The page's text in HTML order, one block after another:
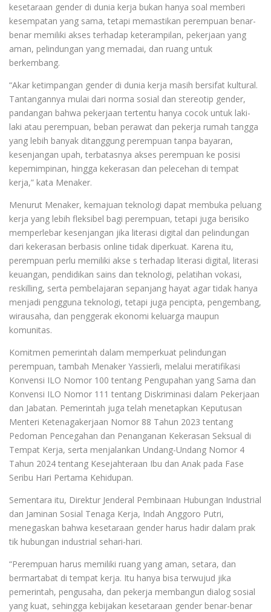
kesetaraan gender di dunia kerja bukan hanya soal memberi
kesempatan yang sama, tetapi memastikan perempuan benar-
benar memiliki akses terhadap keterampilan, pekerjaan yang
aman, pelindungan yang memadai, dan ruang untuk
berkembang.
“Akar ketimpangan gender di dunia kerja masih bersifat kultural.
Tantangannya mulai dari norma sosial dan stereotip gender,
pandangan bahwa pekerjaan tertentu hanya cocok untuk laki-
laki atau perempuan, beban perawat dan pekerja rumah tangga
yang lebih banyak ditanggung perempuan tanpa bayaran,
kesenjangan upah, terbatasnya akses perempuan ke posisi
kepemimpinan, hingga kekerasan dan pelecehan di tempat
kerja,” kata Menaker.
Menurut Menaker, kemajuan teknologi dapat membuka peluang
kerja yang lebih fleksibel bagi perempuan, tetapi juga berisiko
memperlebar kesenjangan jika literasi digital dan pelindungan
dari kekerasan berbasis online tidak diperkuat. Karena itu,
perempuan perlu memiliki akse s terhadap literasi digital, literasi
keuangan, pendidikan sains dan teknologi, pelatihan vokasi,
reskilling, serta pembelajaran sepanjang hayat agar tidak hanya
menjadi pengguna teknologi, tetapi juga pencipta, pengembang,
wirausaha, dan penggerak ekonomi keluarga maupun
komunitas.
Komitmen pemerintah dalam memperkuat pelindungan
perempuan, tambah Menaker Yassierli, melalui meratifikasi
Konvensi ILO Nomor 100 tentang Pengupahan yang Sama dan
Konvensi ILO Nomor 111 tentang Diskriminasi dalam Pekerjaan
dan Jabatan. Pemerintah juga telah menetapkan Keputusan
Menteri Ketenagakerjaan Nomor 88 Tahun 2023 tentang
Pedoman Pencegahan dan Penanganan Kekerasan Seksual di
Tempat Kerja, serta menjalankan Undang-Undang Nomor 4
Tahun 2024 tentang Kesejahteraan Ibu dan Anak pada Fase
Seribu Hari Pertama Kehidupan.
Sementara itu, Direktur Jenderal Pembinaan Hubungan Industrial
dan Jaminan Sosial Tenaga Kerja, Indah Anggoro Putri,
menegaskan bahwa kesetaraan gender harus hadir dalam prak
tik hubungan industrial sehari-hari.
“Perempuan harus memiliki ruang yang aman, setara, dan
bermartabat di tempat kerja. Itu hanya bisa terwujud jika
pemerintah, pengusaha, dan pekerja membangun dialog sosial
yang kuat, sehingga kebijakan kesetaraan gender benar-benar